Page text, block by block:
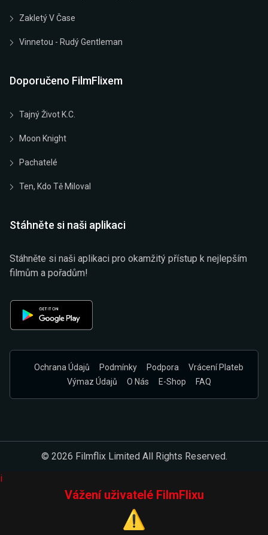
Zakletý V Čase
Vinnetou - Rudý Gentleman
Doporučeno FilmFlixem
Tajný Život K.C.
Moon Knight
Pachatelé
Ten, Kdo Tě Miloval
Stáhněte si naši aplikaci
Stáhněte si naši aplikaci pro okamžitý přístup k nejlepším
filmům a pořadům!
Ochrana Údajů Podmínky Podpora
Vrácení Plateb
Výmaz Údajů
O Nás E-Shop FAQ
© 2026 Filmflix Limited All Rights Reserved.
i
Vážení uživatelé FilmFlixu
⚠️